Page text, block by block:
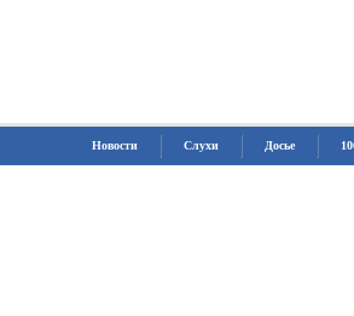
Новости Слухи Досье